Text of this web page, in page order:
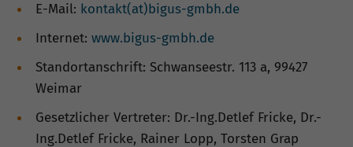
E-Mail: kontakt(at)bigus-gmbh.de
Internet: www.bigus-gmbh.de
Standortanschrift: Schwanseestr. 113 a, 99427
Weimar
Gesetzlicher Vertreter: Dr.-Ing.Detlef Fricke, Dr.-
Ing.Detlef Fricke, Rainer Lopp, Torsten Grap